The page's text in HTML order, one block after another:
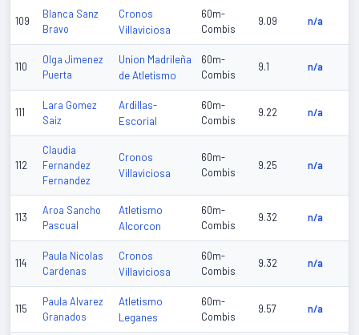
109
Blanca Sanz
Bravo
Cronos
Villaviciosa
60m-
Combis
9.09 n/a
110
Olga Jimenez
Puerta
Union Madrileña
de Atletismo
60m-
Combis
9.1 n/a
111
Lara Gomez
Saiz
Ardillas-
Escorial
60m-
Combis
9.22 n/a
112
Claudia
Fernandez
Fernandez
Cronos
Villaviciosa
60m-
Combis
9.25 n/a
113
Aroa Sancho
Pascual
Atletismo
Alcorcon
60m-
Combis
9.32 n/a
114
Paula Nicolas
Cardenas
Cronos
Villaviciosa
60m-
Combis
9.32 n/a
115
Paula Alvarez
Granados
Atletismo
Leganes
60m-
Combis
9.57 n/a